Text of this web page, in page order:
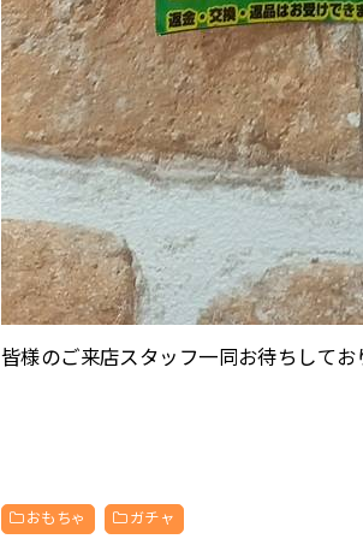
皆様のご来店スタッフ一同お待ちしてお
おもちゃ ガチャ